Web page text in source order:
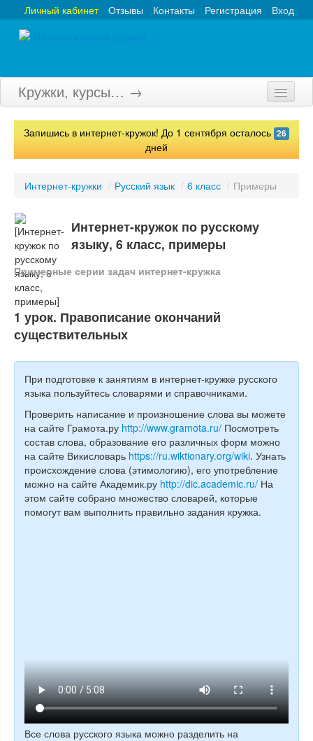
Вход
Регистрация
Контакты
Отзывы
Личный кабинет
Кружки, курсы… →
Главная
Турниры
Конкурсы
Вебинары
Тесты
Книги
Учитель
Запишись в интернет-кружок! До 1 сентября осталось 26
дней
Интернет-кружки / Русский язык / 6 класс / Примеры
Интернет-кружок по русскому
языку, 6 класс, примеры
Примерные серии задач интернет-кружка
1 урок. Правописание окончаний
существительных
При подготовке к занятиям в интернет-кружке русского
языка пользуйтесь словарями и справочниками.
Проверить написание и произношение слова вы можете
на сайте Грамота.ру http://www.gramota.ru/ Посмотреть
состав слова, образование его различных форм можно
на сайте Викисловарь https://ru.wiktionary.org/wiki. Узнать
происхождение слова (этимологию), его употребление
можно на сайте Академик.ру http://dic.academic.ru/ На
этом сайте собрано множество словарей, которые
помогут вам выполнить правильно задания кружка.
Все слова русского языка можно разделить на